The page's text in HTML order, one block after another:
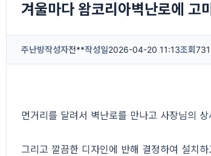
겨울마다 왐코리아벽난로에 고
주난방작성자전**작성일2026-04-20 11:13조회 731
먼거리를 달려서 벽난로를 만나고 사장님의 상
그리고 깔끔한 디자인에 반해 결정하여 설치